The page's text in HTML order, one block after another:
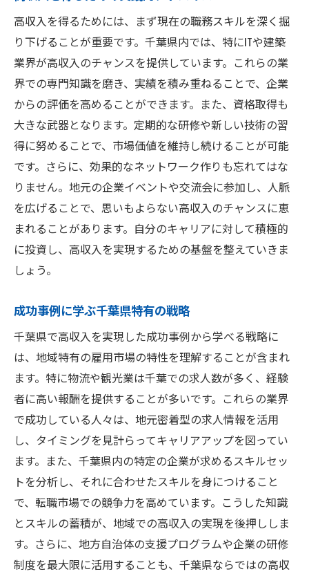
高収入を得るためには、まず現在の職務スキルを深く掘
り下げることが重要です。千葉県内では、特にITや建築
業界が高収入のチャンスを提供しています。これらの業
界での専門知識を磨き、実績を積み重ねることで、企業
からの評価を高めることができます。また、資格取得も
大きな武器となります。定期的な研修や新しい技術の習
得に努めることで、市場価値を維持し続けることが可能
です。さらに、効果的なネットワーク作りも忘れてはな
りません。地元の企業イベントや交流会に参加し、人脈
を広げることで、思いもよらない高収入のチャンスに恵
まれることがあります。自分のキャリアに対して積極的
に投資し、高収入を実現するための基盤を整えていきま
しょう。
成功事例に学ぶ千葉県特有の戦略
千葉県で高収入を実現した成功事例から学べる戦略に
は、地域特有の雇用市場の特性を理解することが含まれ
ます。特に物流や観光業は千葉での求人数が多く、経験
者に高い報酬を提供することが多いです。これらの業界
で成功している人々は、地元密着型の求人情報を活用
し、タイミングを見計らってキャリアアップを図ってい
ます。また、千葉県内の特定の企業が求めるスキルセッ
トを分析し、それに合わせたスキルを身につけること
で、転職市場での競争力を高めています。こうした知識
とスキルの蓄積が、地域での高収入の実現を後押ししま
す。さらに、地方自治体の支援プログラムや企業の研修
制度を最大限に活用することも、千葉県ならではの高収